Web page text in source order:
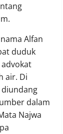
Alfan
duduk
air. Di
diundang
dalam
Najwa